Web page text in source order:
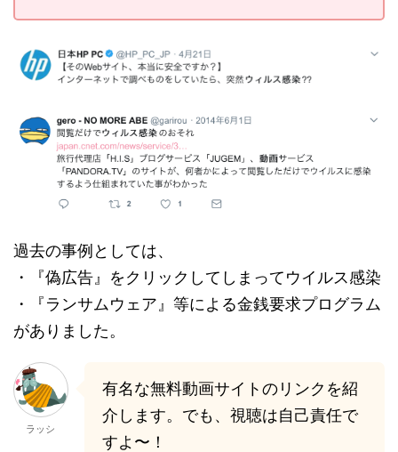
過去の事例としては、
・『偽広告』をクリックしてしまってウイルス感染
・『ランサムウェア』等による金銭要求プログラム
がありました。
ラッシ
有名な無料動画サイトのリンクを紹
介します。でも、視聴は自己責任で
すよ〜！